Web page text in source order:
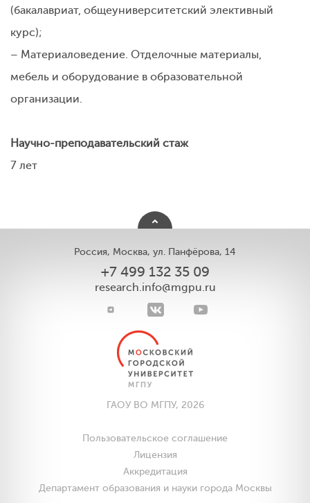
(бакалавриат, общеуниверситетский элективный
курс);
– Материаловедение. Отделочные материалы,
мебель и оборудование в образовательной
организации.
Научно-преподавательский стаж
7 лет
Россия, Москва, ул. Панфёрова, 14
+7 499 132 35 09
research.info@mgpu.ru
ГАОУ ВО МГПУ, 2026
Пользовательское соглашение
Лицензия
Аккредитация
Департамент образования и науки города Москвы